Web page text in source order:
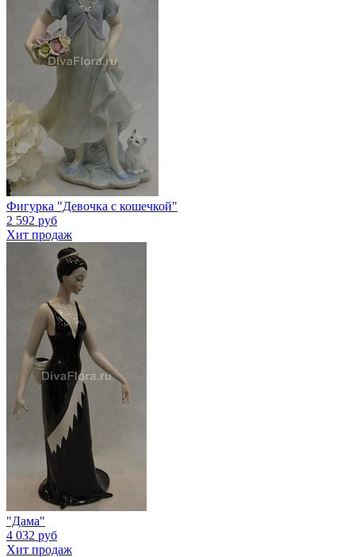
Фигурка "Девочка с кошечкой"
2 592 руб
Хит продаж
"Дама"
4 032 руб
Хит продаж